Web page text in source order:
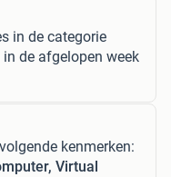
in de categorie
de afgelopen week
kenmerken:
Virtual